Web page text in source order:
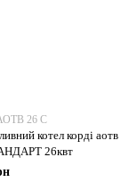
26 С
котел корді аотв
26квт